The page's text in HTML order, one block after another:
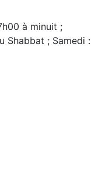
à minuit ;
Shabbat ; Samedi :